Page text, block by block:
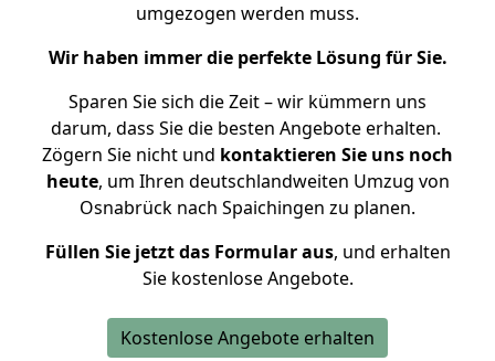
umgezogen werden muss.
Wir haben immer die perfekte Lösung für Sie.
Sparen Sie sich die Zeit – wir kümmern uns
darum, dass Sie die besten Angebote erhalten.
Zögern Sie nicht und kontaktieren Sie uns noch
heute, um Ihren deutschlandweiten Umzug von
Osnabrück nach Spaichingen zu planen.
Füllen Sie jetzt das Formular aus, und erhalten
Sie kostenlose Angebote.
Kostenlose Angebote erhalten